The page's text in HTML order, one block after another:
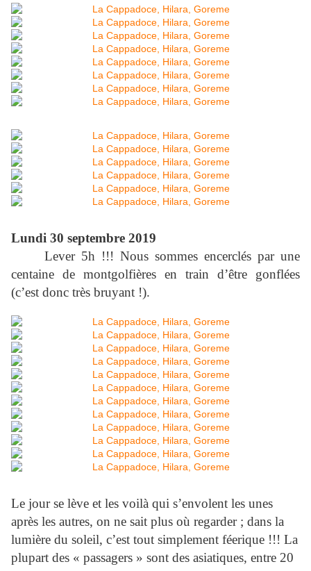
Lundi 30 septembre 2019
Lever 5h !!! Nous sommes encerclés par une
centaine de montgolfières en train d’être gonflées
(c’est donc très bruyant !).
Le jour se lève et les voilà qui s’envolent les unes
après les autres, on ne sait plus où regarder ; dans la
lumière du soleil, c’est tout simplement féerique !!! La
plupart des « passagers » sont des asiatiques, entre 20